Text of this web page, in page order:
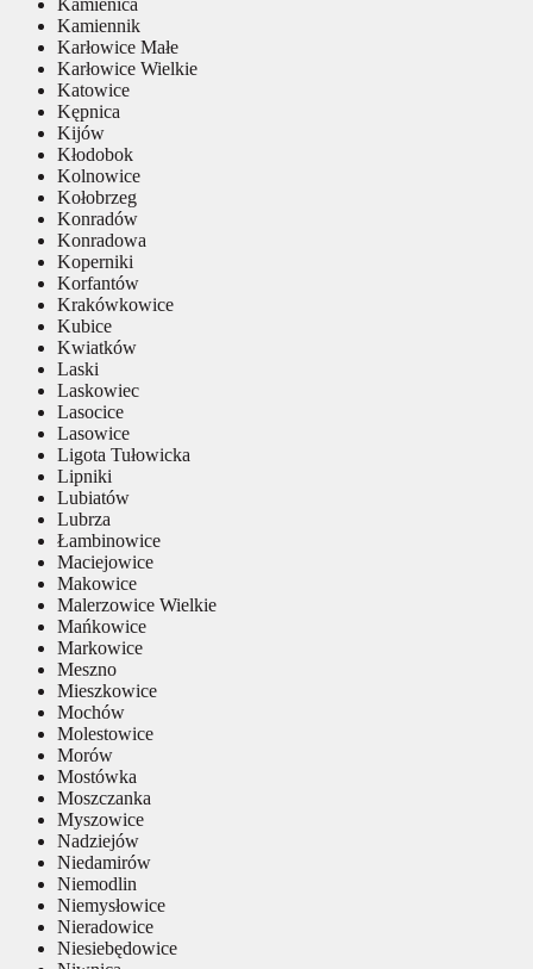
Kamiennik
Karłowice Małe
Karłowice Wielkie
Katowice
Kępnica
Kijów
Kłodobok
Kolnowice
Kołobrzeg
Konradów
Konradowa
Koperniki
Korfantów
Krakówkowice
Kubice
Kwiatków
Laski
Laskowiec
Lasocice
Lasowice
Ligota Tułowicka
Lipniki
Lubiatów
Lubrza
Łambinowice
Maciejowice
Makowice
Malerzowice Wielkie
Mańkowice
Markowice
Meszno
Mieszkowice
Mochów
Molestowice
Morów
Mostówka
Moszczanka
Myszowice
Nadziejów
Niedamirów
Niemodlin
Niemysłowice
Nieradowice
Niesiebędowice